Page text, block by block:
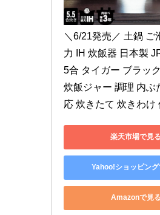
＼6/21発売／ 土鍋 ご
力 IH 炊飯器 日本製
5合 タイガー ブラッ
炊飯ジャー 調理 内ぶ
応 炊きたて 炊きわけ
楽天市場で見る
Yahoo!ショッピング
Amazonで見る